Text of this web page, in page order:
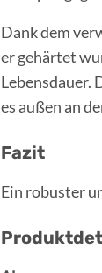
Dank dem
er gehärtet
Lebensdauer.
es außen an
Fazit
Ein robuster